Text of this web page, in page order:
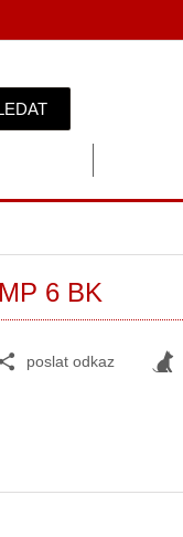
6 BK
poslat odkaz